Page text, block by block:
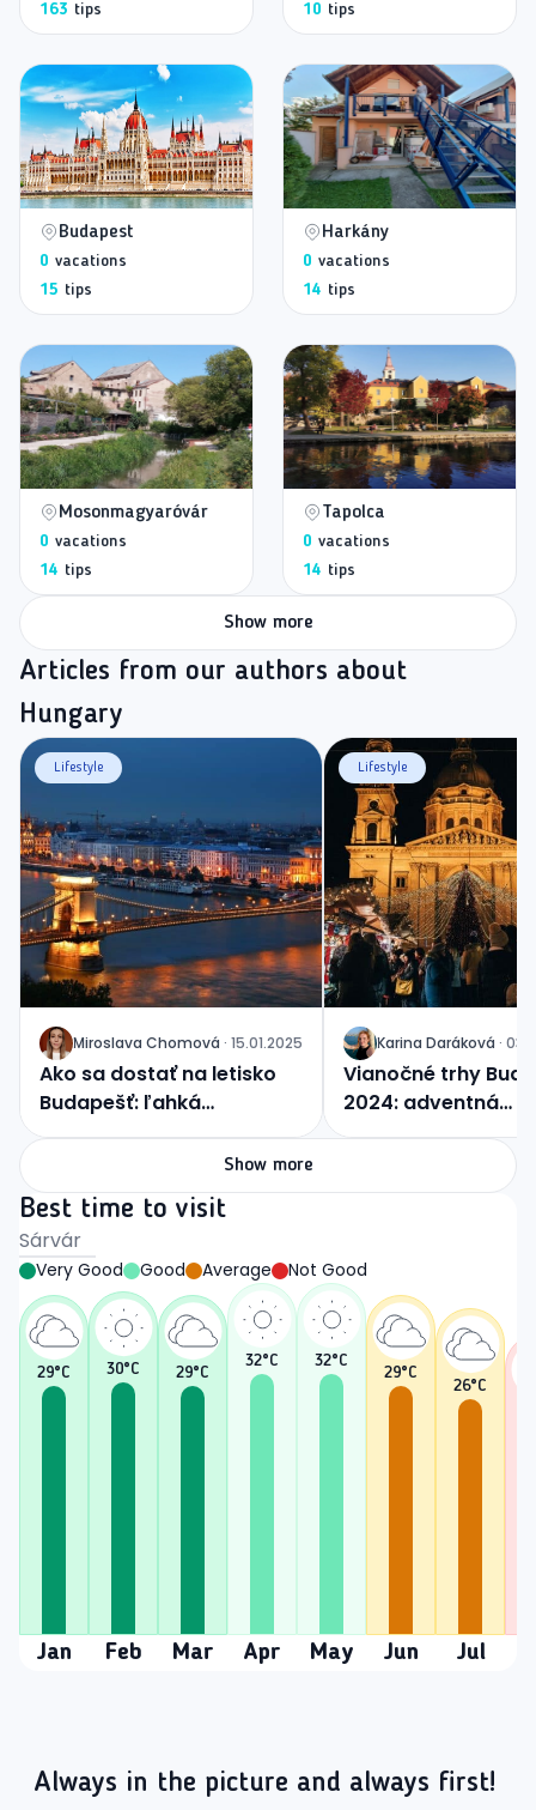
163 tips
10 tips
Budapest
0 vacations
15 tips
Harkány
0 vacations
14 tips
Mosonmagyaróvár
0 vacations
14 tips
Tapolca
0 vacations
14 tips
Show more
Articles from our authors about
Hungary
J Miroslava Chomová · 15.01.2025
Ako sa dostať na letisko
Budapešť: ľahká
orientácia a prístup z
Lifestyle
J Karina Daráková ·
Vianočné trhy
2024: adventná
atmosféra, na
Lifestyle
Show more
Best time to visit
Sárvár
Very Good Good Average Not Good
29°C
Jan
30°C
Feb
29°C
Mar
32°C
Apr
32°C
May
29°C
Jun
26°C
Jul
Always in the picture and always first!